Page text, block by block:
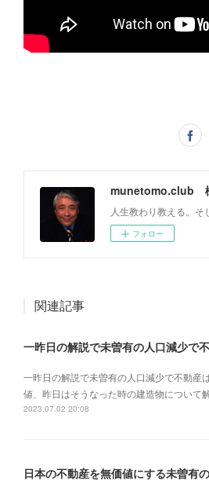
munetomo.club
人生教わり教える。そ
フォロー
関連記事
一昨日の解説で未曽有の人口減少で不動産
値、昨日はそうなった時の建造物について
2023.07.02 20:08